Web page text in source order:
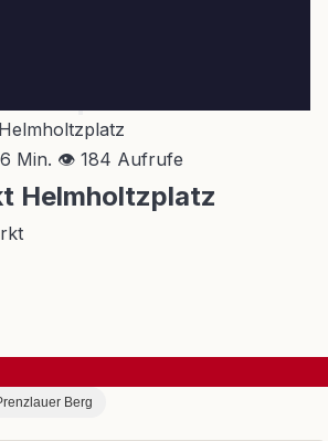
Min. 👁 184 Aufrufe
Helmholtzplatz
Berg